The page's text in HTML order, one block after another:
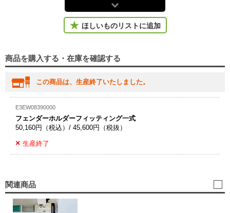
ほしいものリストに追加
商品を購入する・在庫を確認する
この商品は、生産終了いたしました。
E3EW08390000
フェンダーホルダーフィッティング一式
50,160円（税込）/ 45,600円（税抜）
生産終了
関連商品